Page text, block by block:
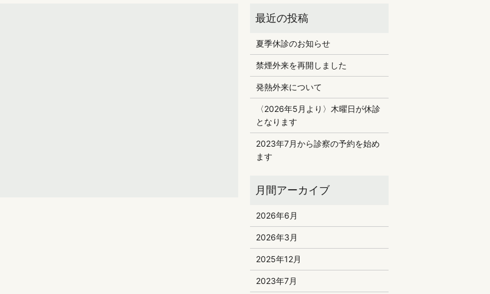
夏季休診のお知らせ
禁煙外来を再開しました
発熱外来について
〈2026年5月より〉木曜日が休診
となります
2023年7月から診察の予約を始め
ます
2026年6月
2026年3月
2025年12月
2023年7月